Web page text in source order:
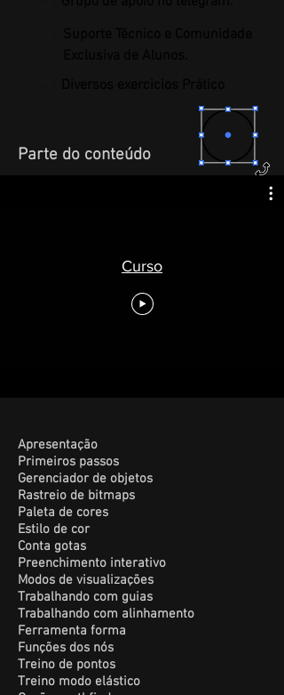
Parte do conteúdo
Curso
Apresentação
Primeiros passos
Gerenciador de objetos
Rastreio de bitmaps
Paleta de cores
Estilo de cor
Conta gotas
Preenchimento interativo
Modos de visualizações
Trabalhando com guias
Trabalhando com alinhamento
Ferramenta forma
Funções dos nós
Treino de pontos
Treino modo elástico